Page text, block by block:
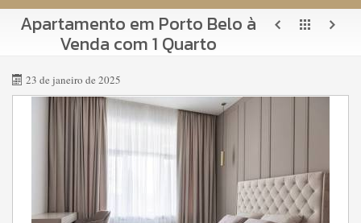
Apartamento em Porto Belo à
Venda com 1 Quarto
23 de janeiro de 2025